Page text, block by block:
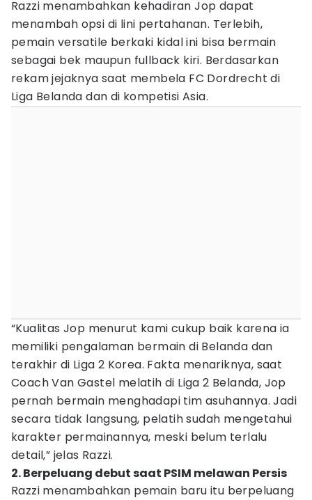
Razzi menambahkan kehadiran Jop dapat
menambah opsi di lini pertahanan. Terlebih,
pemain versatile berkaki kidal ini bisa bermain
sebagai bek maupun fullback kiri. Berdasarkan
rekam jejaknya saat membela FC Dordrecht di
Liga Belanda dan di kompetisi Asia.
“Kualitas Jop menurut kami cukup baik karena ia
memiliki pengalaman bermain di Belanda dan
terakhir di Liga 2 Korea. Fakta menariknya, saat
Coach Van Gastel melatih di Liga 2 Belanda, Jop
pernah bermain menghadapi tim asuhannya. Jadi
secara tidak langsung, pelatih sudah mengetahui
karakter permainannya, meski belum terlalu
detail,” jelas Razzi.
2. Berpeluang debut saat PSIM melawan Persis
Razzi menambahkan pemain baru itu berpeluang